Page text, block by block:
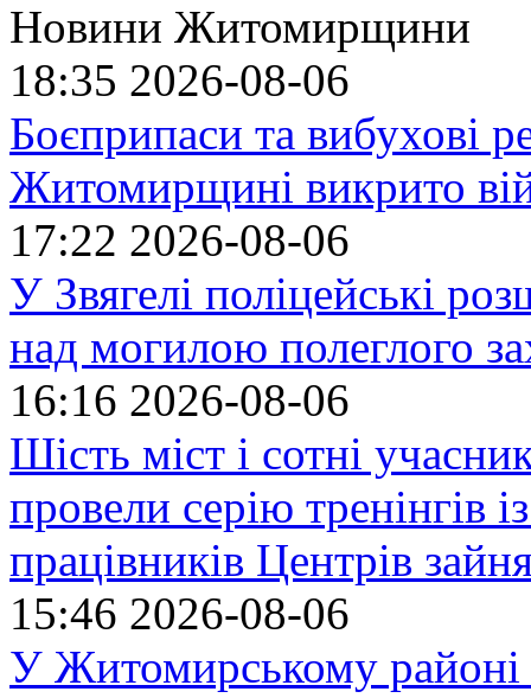
Новини Житомирщини
18:35 2026-08-06
Боєприпаси та вибухові
Житомирщині викрито
17:22 2026-08-06
У Звягелі поліцейські
над могилою полеглого
16:16 2026-08-06
Шість міст і сотні
провели серію тренінгів
працівників Центрів
15:46 2026-08-06
У Житомирському районі